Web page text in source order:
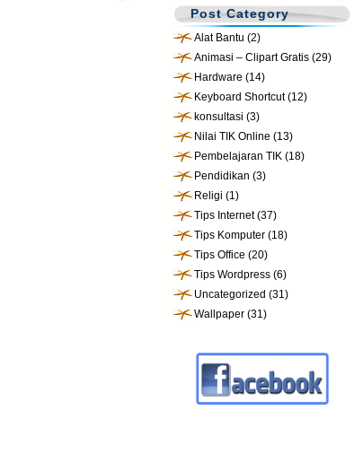
Post Category
Alat Bantu (2)
Animasi – Clipart Gratis (29)
Hardware (14)
Keyboard Shortcut(12)
konsultasi (3)
Nilai TIK Online (13)
Pembelajaran TIK (18)
Pendidikan (3)
Religi (1)
Tips Internet(37)
Tips Komputer (18)
Tips Office (20)
Tips Wordpress (6)
Uncategorized (31)
Wallpaper (31)